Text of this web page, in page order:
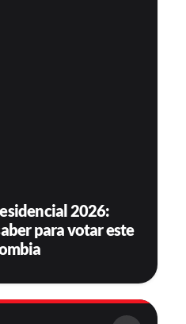
2026:
para votar este